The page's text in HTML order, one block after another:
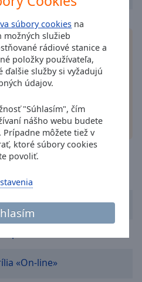
súbory cookies na
možných služieb
rádiové stanice a
položky používateľa,
ďalšie služby si vyžadujú
údajov.
"Súhlasím", čím
nášho webu budete
môžete tiež v
ktoré súbory cookies
povoliť.
Online Radio Boxaplikáciu
svoje obľúbené rádiové
kdekoľvek!
Radio Portuguese
«On-line»